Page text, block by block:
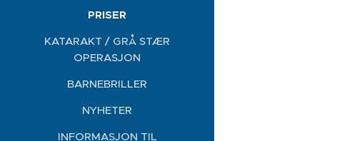
PRISER
KATARAKT / GRÅ STÆR
OPERASJON
BARNEBRILLER
NYHETER
INFORMASJON TIL